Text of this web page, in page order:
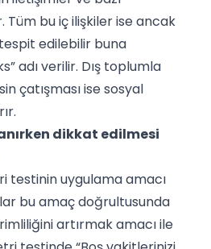
Tüm bu iç ilişkiler ise ancak
edilebilir buna
adı verilir. Dış toplumla
çatışması ise sosyal
dikkat edilmesi
testinin uygulama amacı
bu amaç doğrultusunda
artırmak amacı ile